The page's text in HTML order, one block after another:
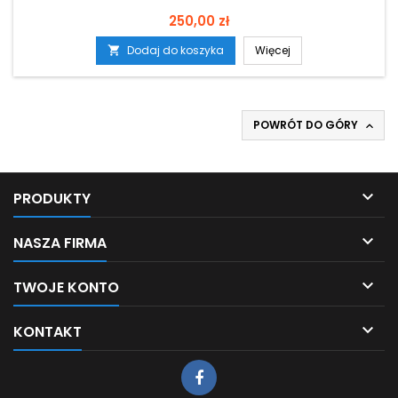
Cena
250,00 zł
 Dodaj do koszyka Więcej
POWRÓT DO GÓRY 
PRODUKTY 
NASZA FIRMA 
TWOJE KONTO 
KONTAKT 